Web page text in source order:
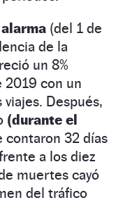
(del 1 de
de la
un 8%
2019 con un
Después,
(durante el
contaron 32 días
a los diez
muertes cayó
del tráfico